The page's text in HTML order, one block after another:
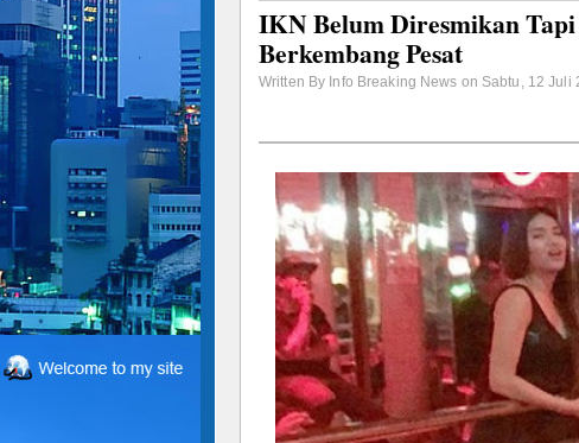
IKN Belum Diresmikan Tapi
Berkembang Pesat
Written By Info Breaking News on Sabtu, 12 Juli